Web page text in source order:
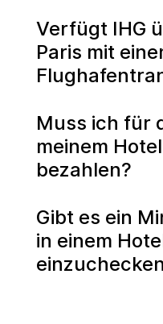
Verfügt IHG
Paris mit
Muss ich für
meinem
bezahlen?
Gibt es ein
in einem